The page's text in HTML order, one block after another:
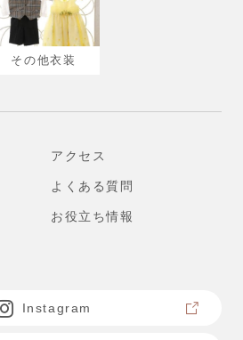
その他衣装
アクセス
よくある質問
お役立ち情報
Instagram